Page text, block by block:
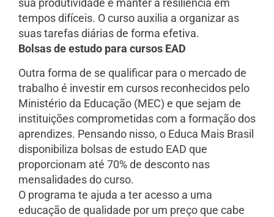
sua produtividade e manter a resiliência em
tempos difíceis. O curso auxilia a organizar as
suas tarefas diárias de forma efetiva.
Bolsas de estudo para cursos EAD
Outra forma de se qualificar para o mercado de
trabalho é investir em cursos reconhecidos pelo
Ministério da Educação (MEC) e que sejam de
instituições comprometidas com a formação dos
aprendizes. Pensando nisso, o Educa Mais Brasil
disponibiliza bolsas de estudo EAD que
proporcionam até 70% de desconto nas
mensalidades do curso.
O programa te ajuda a ter acesso a uma
educação de qualidade por um preço que cabe